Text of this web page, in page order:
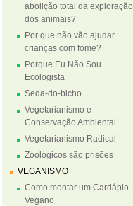
abolição total da exploração
dos animais?
Por que não vão ajudar
crianças com fome?
Porque Eu Não Sou
Ecologista
Seda-do-bicho
Vegetarianismo e
Conservação Ambiental
Vegetarianismo Radical
Zoológicos são prisões
VEGANISMO
Como montar um Cardápio
Vegano